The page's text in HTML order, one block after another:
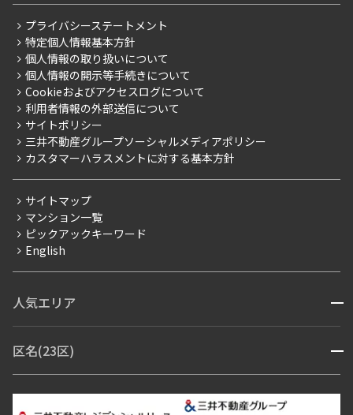
こだわりから探す
こだわり一覧
プレミアムマンション
新築
当社限定（港区・渋谷区）
当社限定（港区・渋谷区以外）
三井不動産企画
賃料改定
フリーレント
ペット可
ブランドマンション
ご入居・提携サービス
お部屋探しからご契約まで
よくあるご質問
社宅紹介
【仲介会社様向け】当社仲介事業部取り扱い物件入居申込
会社情報
事業案内
採用情報
ニュースリリース
お問い合わせ
プライバシーステートメント
特定個人情報基本方針
個人情報の取り扱いについて
個人情報の開示等手続きについて
Cookieおよびアクセスログについて
利用者情報の外部送信について
サイトポリシー
三井不動産グループソーシャルメディアポリシー
カスタマーハラスメントに対する基本方針
サイトマップ
マンション一覧
ピックアックキーワード
English
人気エリア 開閉
青山・表参道・原宿
市ヶ谷・神楽坂・飯田橋
三田・芝・浜松町
区名(23区) 開閉
江東区 台東区 墨田区
中野区